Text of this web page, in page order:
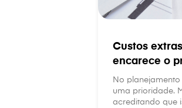
Custos
encarece o
No
uma prioridade.
acreditando que